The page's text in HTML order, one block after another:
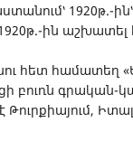
1920թ.-ին՝
ին աշխատել
հետ համատեղ
բուռն
Թուրքիայում,